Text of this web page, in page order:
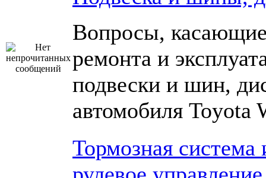
Вопросы,
ремонта и
подвески и шин,
автомобиля Toyota
Тормозная система